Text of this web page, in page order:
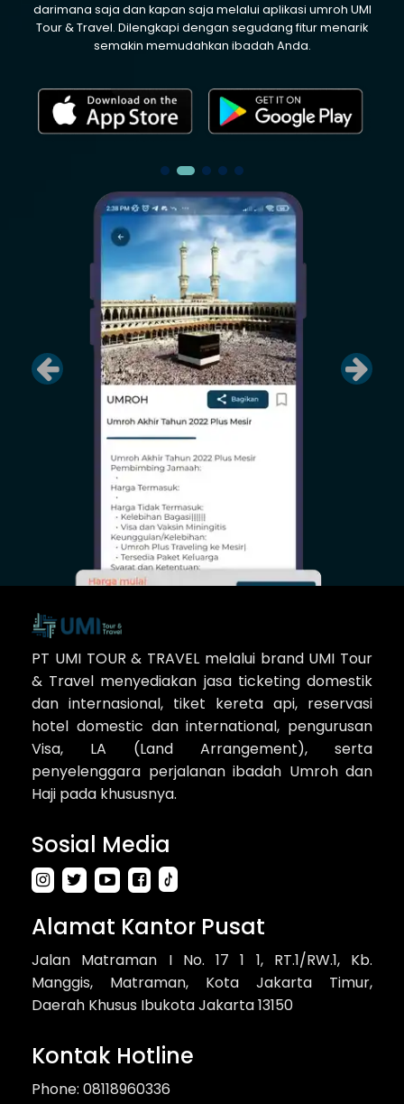
darimana saja dan kapan saja melalui aplikasi umroh UMI
Tour & Travel. Dilengkapi dengan segudang fitur menarik
semakin memudahkan ibadah Anda.
PT UMI TOUR & TRAVEL melalui brand UMI Tour
& Travel menyediakan jasa ticketing domestik
dan internasional, tiket kereta api, reservasi
hotel domestic dan international, pengurusan
Visa, LA (Land Arrangement), serta
penyelenggara perjalanan ibadah Umroh dan
Haji pada khususnya.
Sosial Media
Alamat Kantor Pusat
Jalan Matraman I No. 17 1 1, RT.1/RW.1, Kb.
Manggis, Matraman, Kota Jakarta Timur,
Daerah Khusus Ibukota Jakarta 13150
Kontak Hotline
Phone: 08118960336